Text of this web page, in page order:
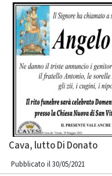
Cava, lutto Di Donato
Pubblicato il 30/05/2021